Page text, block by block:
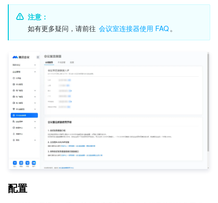
注意：
如有更多疑问，请前往 会议室连接器使用 FAQ。
配置